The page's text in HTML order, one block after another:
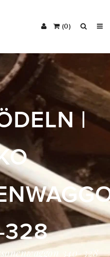
(0)
|
340-328